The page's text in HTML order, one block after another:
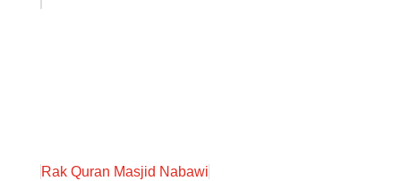
Rak Quran Masjid Nabawi